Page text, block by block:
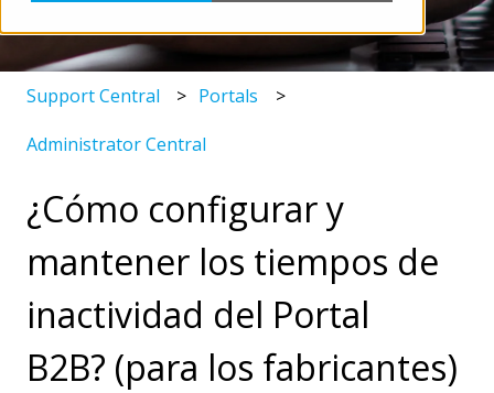
Support Central Portals
Administrator Central
¿Cómo configurar y
mantener los tiempos de
inactividad del Portal
B2B? (para los fabricantes)